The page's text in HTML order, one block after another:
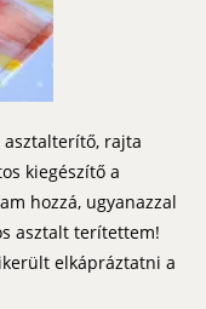
rajta
kiegészítő a
hozzá, ugyanazzal
asztalt terítettem!
elkápráztatni a